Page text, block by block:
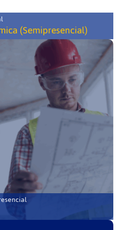
(Semipresencial)